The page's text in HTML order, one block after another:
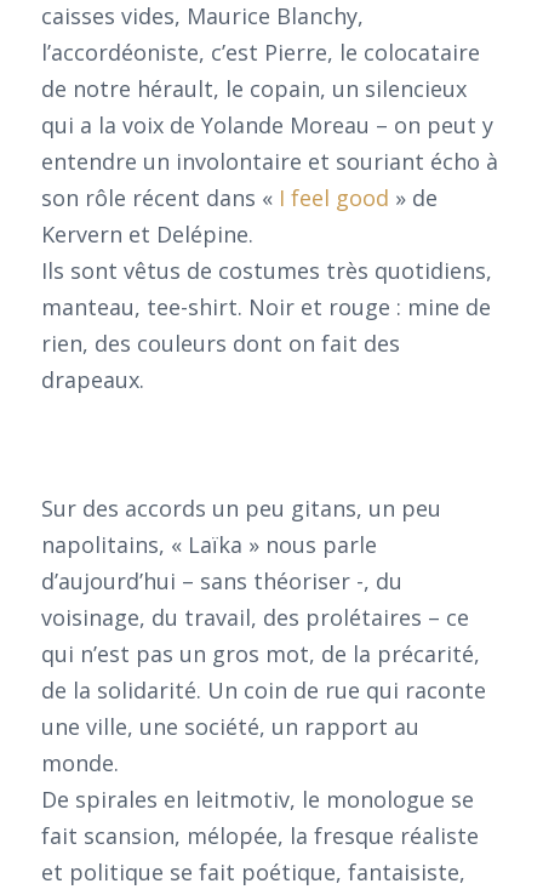
caisses vides, Maurice Blanchy,
l’accordéoniste, c’est Pierre, le colocataire
de notre hérault, le copain, un silencieux
qui a la voix de Yolande Moreau – on peut y
entendre un involontaire et souriant écho à
son rôle récent dans « I feel good » de
Kervern et Delépine.
Ils sont vêtus de costumes très quotidiens,
manteau, tee-shirt. Noir et rouge : mine de
rien, des couleurs dont on fait des
drapeaux.
Sur des accords un peu gitans, un peu
napolitains, « Laïka » nous parle
d’aujourd’hui – sans théoriser -, du
voisinage, du travail, des prolétaires – ce
qui n’est pas un gros mot, de la précarité,
de la solidarité. Un coin de rue qui raconte
une ville, une société, un rapport au
monde.
De spirales en leitmotiv, le monologue se
fait scansion, mélopée, la fresque réaliste
et politique se fait poétique, fantaisiste,